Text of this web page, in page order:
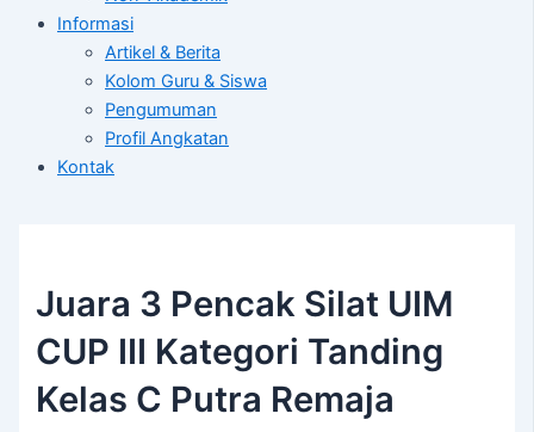
Informasi
Artikel & Berita
Kolom Guru & Siswa
Pengumuman
Profil Angkatan
Kontak
Juara 3 Pencak Silat UIM
CUP III Kategori Tanding
Kelas C Putra Remaja